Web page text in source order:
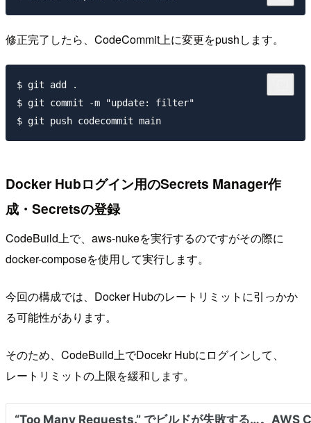
修正完了したら、CodeCommit上に変更をpushします。
$ git add .
$ git commit -m "update: filter"
Docker Hubログイン用のSecrets Manager作
成・Secretsの登録
CodeBuild上で、aws-nukeを実行するのですがその際に
docker-composeを使用して実行します。
今回の構成では、Docker Hubのレートリミットに引っかか
る可能性があります。
そのため、CodeBuild上でDocekr Hubにログインして、
レートリミットの上限を緩和します。